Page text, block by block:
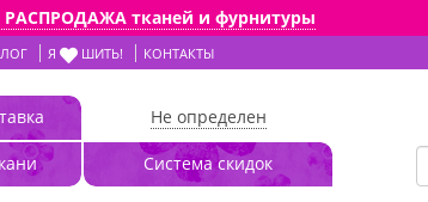
тканей и фурнитуры
Я ШИТЬ! КОНТАКТЫ
Не определен
Система скидок